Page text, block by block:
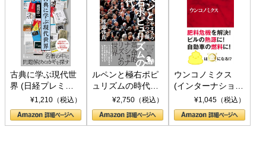
古典に学ぶ現代世
界 (日経プレミア
シリーズ)¥1,210（税込）
ルペンと極右ポピ
ュリズムの時代：
〈ヤヌス〉の二つ
の顔
¥2,750（税込）
ウンコノミクス
(インターナショナ
ル新書)¥1,045（税込）